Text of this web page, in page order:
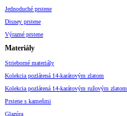
Jednoduché prstene
Disney prstene
Výrazné prstene
Materiály
Strieborné materiály
Kolekcia pozlátená 14-karátovým zlatom
Kolekcia pozlátená 14-karátovým ružovým zlatom
Prstene s kameňmi
Glazúra